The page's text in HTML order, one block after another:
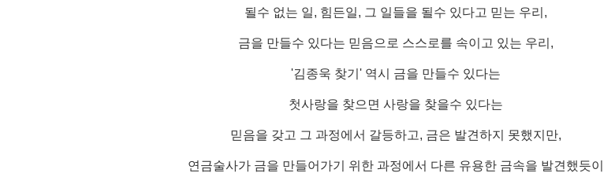
될수 없는 일, 힘든일, 그 일들을 될수 있다고 믿는 우리,
금을 만들수 있다는 믿음으로 스스로를 속이고 있는 우리,
'김종욱 찾기' 역시 금을 만들수 있다는
첫사랑을 찾으면 사랑을 찾을수 있다는
믿음을 갖고 그 과정에서 갈등하고, 금은 발견하지 못했지만,
연금술사가 금을 만들어가기 위한 과정에서 다른 유용한 금속을 발견했듯이